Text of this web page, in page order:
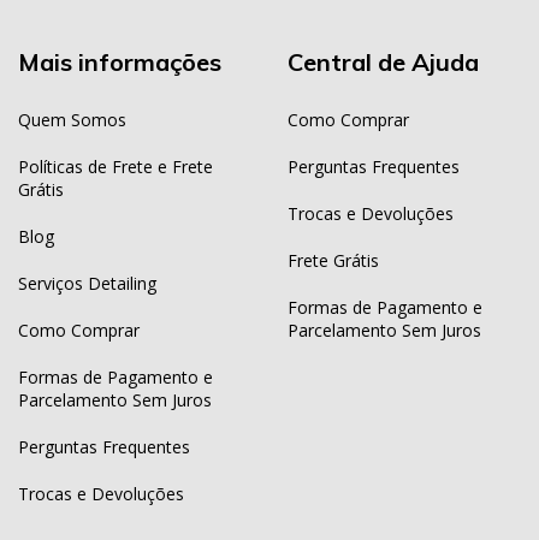
Mais informações
Quem Somos
Políticas de Frete e Frete
Grátis
Blog
Serviços Detailing
Como Comprar
Formas de Pagamento e
Parcelamento Sem Juros
Perguntas Frequentes
Trocas e Devoluções
Central de Ajuda
Como Comprar
Perguntas Frequentes
Trocas e Devoluções
Frete Grátis
Formas de Pagamento e
Parcelamento Sem Juros